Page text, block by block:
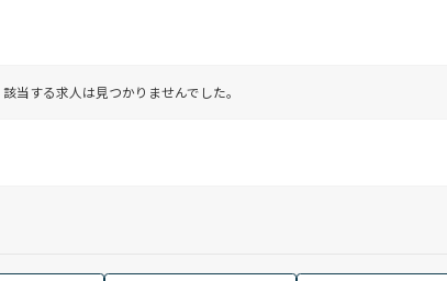
該当する求人は見つかりませんでした。